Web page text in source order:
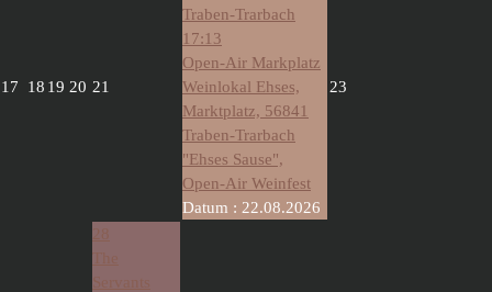
17 18 19 20 21
Traben-Trarbach
17:13
Open-Air Markplatz
Weinlokal Ehses,
Marktplatz, 56841
Traben-Trarbach
"Ehses Sause",
Open-Air Weinfest
Datum : 22.08.2026
23
28
Servants